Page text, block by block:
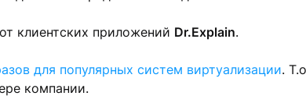
клиентских приложений Dr.Explain.
для популярных систем виртуализации.
компании.